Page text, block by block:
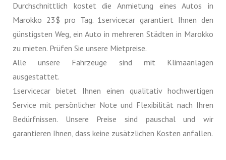
Durchschnittlich kostet die Anmietung eines Autos in
Marokko 23$ pro Tag. 1servicecar garantiert Ihnen den
günstigsten Weg, ein Auto in mehreren Städten in Marokko
zu mieten. Prüfen Sie unsere Mietpreise.
Alle unsere Fahrzeuge sind mit Klimaanlagen
ausgestattet.
1servicecar bietet Ihnen einen qualitativ hochwertigen
Service mit persönlicher Note und Flexibilität nach Ihren
Bedürfnissen. Unsere Preise sind pauschal und wir
garantieren Ihnen, dass keine zusätzlichen Kosten anfallen.